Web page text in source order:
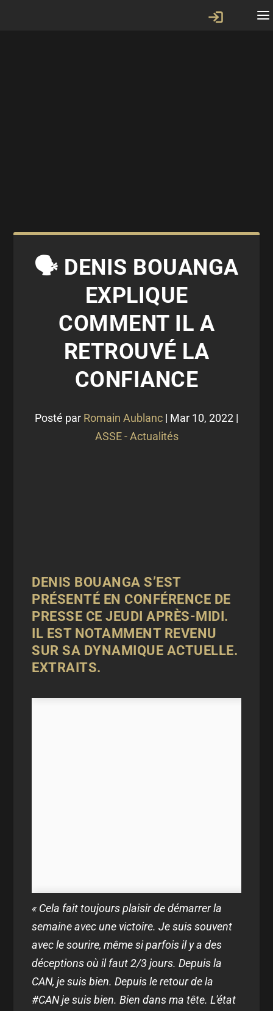
🗣 DENIS BOUANGA
EXPLIQUE
COMMENT IL A
RETROUVÉ LA
CONFIANCE
Posté par Romain Aublanc | Mar 10, 2022 |
ASSE - Actualités
DENIS BOUANGA S’EST
PRÉSENTÉ EN CONFÉRENCE DE
PRESSE CE JEUDI APRÈS-MIDI.
IL EST NOTAMMENT REVENU
SUR SA DYNAMIQUE ACTUELLE.
EXTRAITS.
« Cela fait toujours plaisir de démarrer la
semaine avec une victoire. Je suis souvent
avec le sourire, même si parfois il y a des
déceptions où il faut 2/3 jours. Depuis la
CAN, je suis bien. Depuis le retour de la
#CAN je suis bien. Bien dans ma tête. L'état